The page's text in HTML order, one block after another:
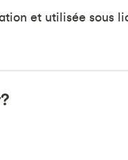
et utilisée sous